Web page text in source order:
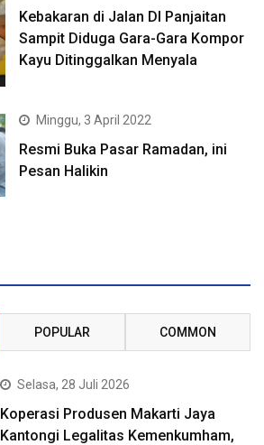
Kebakaran di Jalan DI Panjaitan
Sampit Diduga Gara-Gara Kompor
Kayu Ditinggalkan Menyala
Minggu, 3 April 2022
Resmi Buka Pasar Ramadan, ini
Pesan Halikin
POPULAR COMMON
Selasa, 28 Juli 2026
Koperasi Produsen Makarti Jaya
Kantongi Legalitas Kemenkumham,